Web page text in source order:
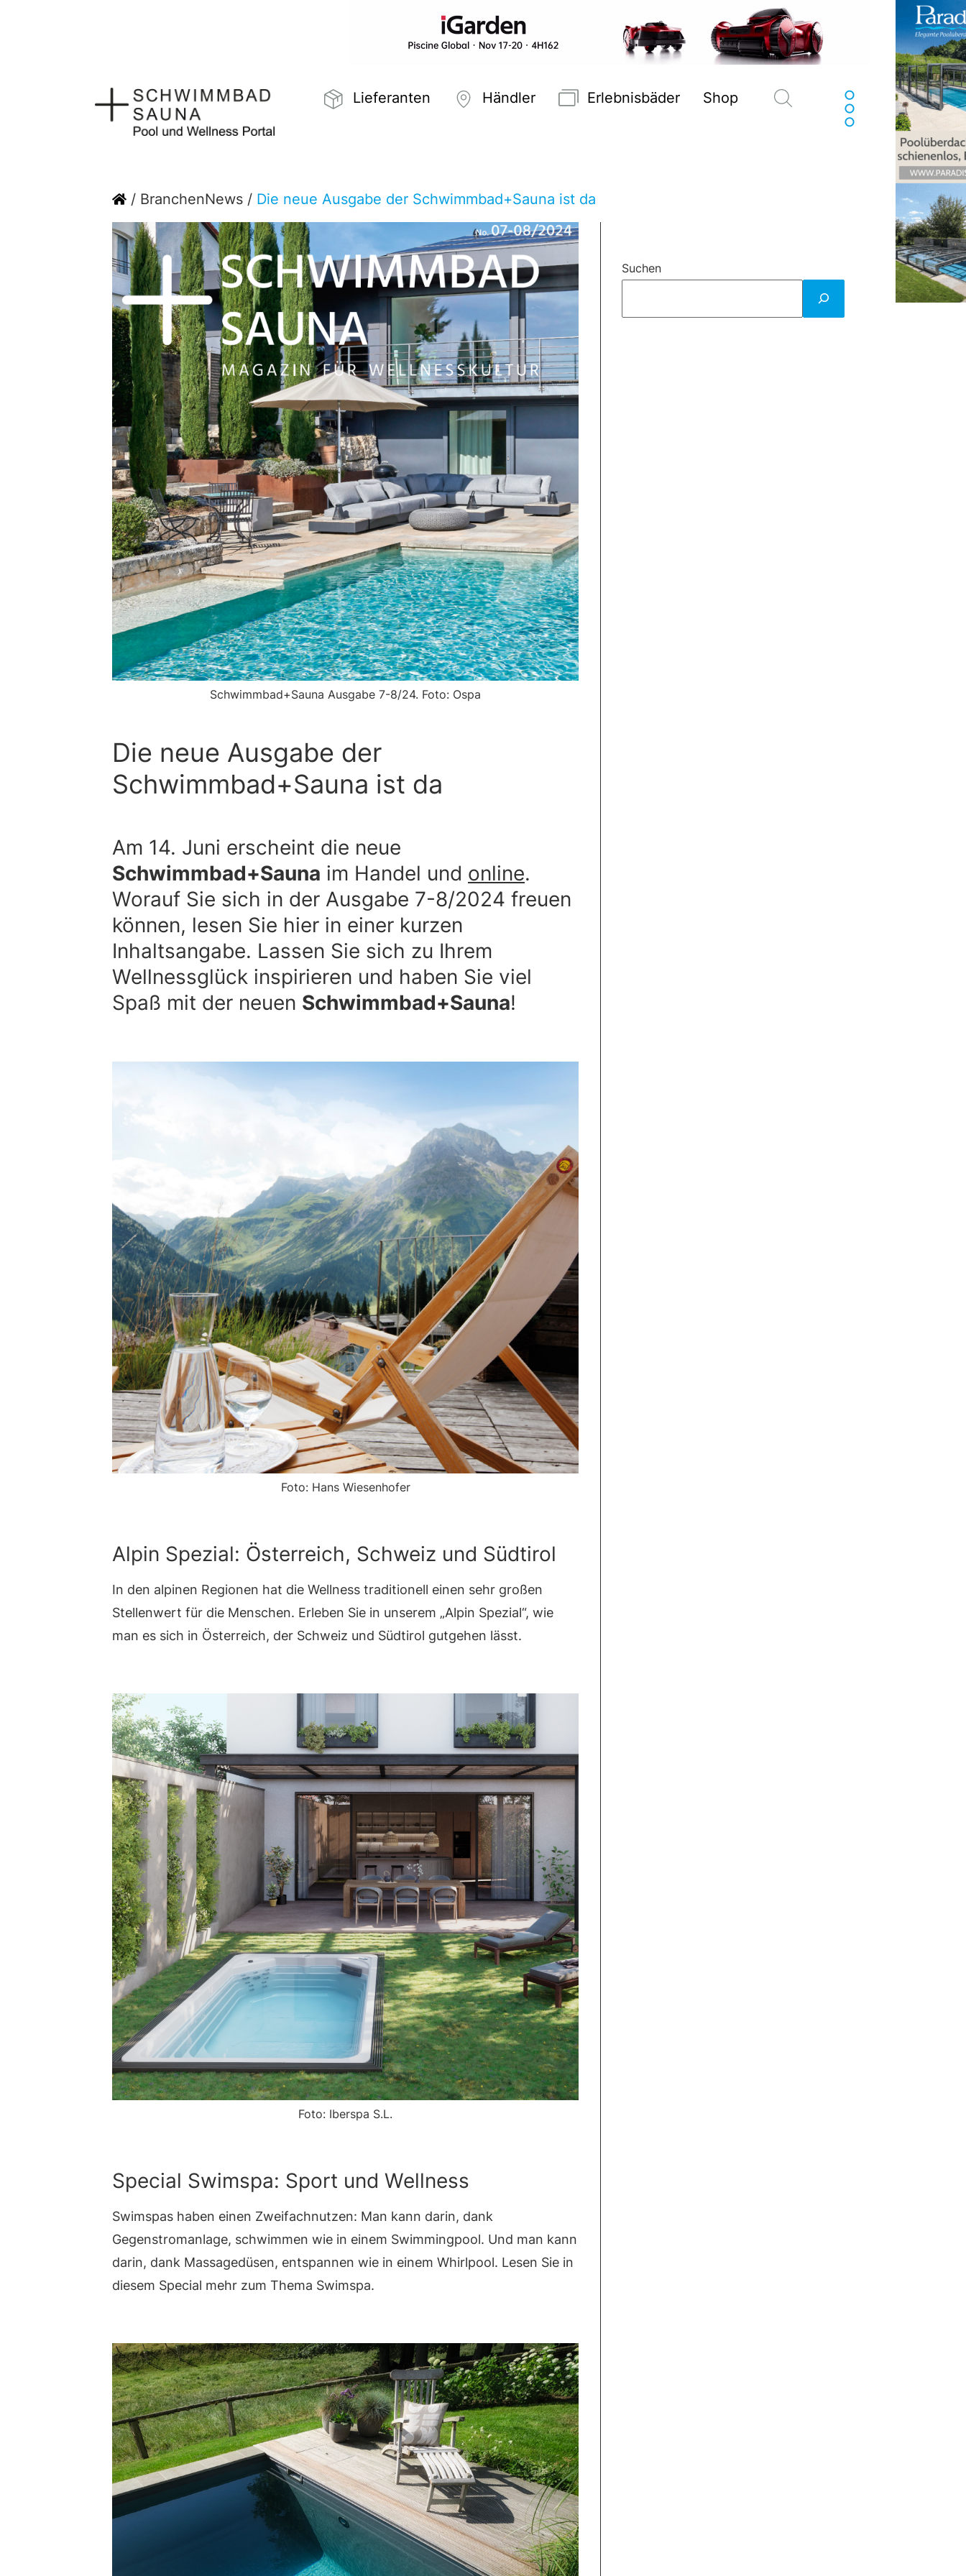
Lieferanten Händler Erlebnisbäder Shop Suchen
Home
/ BranchenNews / Die neue Ausgabe der Schwimmbad+Sauna ist da
Schwimmbad+Sauna Ausgabe 7-8/24. Foto: Ospa
Die neue Ausgabe der
Schwimmbad+Sauna ist da
Am 14. Juni erscheint die neue
Schwimmbad+Sauna im Handel und online.
Worauf Sie sich in der Ausgabe 7-8/2024 freuen
können, lesen Sie hier in einer kurzen
Inhaltsangabe. Lassen Sie sich zu Ihrem
Wellnessglück inspirieren und haben Sie viel
Spaß mit der neuen Schwimmbad+Sauna!
Foto: Hans Wiesenhofer
Alpin Spezial: Österreich, Schweiz und Südtirol
In den alpinen Regionen hat die Wellness traditionell einen sehr großen
Stellenwert für die Menschen. Erleben Sie in unserem „Alpin Spezial“, wie
man es sich in Österreich, der Schweiz und Südtirol gutgehen lässt.
Foto: Iberspa S.L.
Special Swimspa: Sport und Wellness
Swimspas haben einen Zweifachnutzen: Man kann darin, dank
Gegenstromanlage, schwimmen wie in einem Swimmingpool. Und man kann
darin, dank Massagedüsen, entspannen wie in einem Whirlpool. Lesen Sie in
diesem Special mehr zum Thema Swimspa.
Suchen